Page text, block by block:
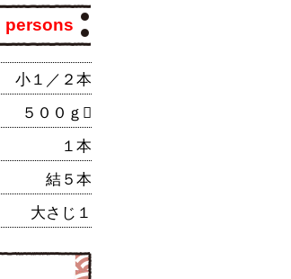
persons
小１／２本
５００ｇ
１本
結５本
大さじ１